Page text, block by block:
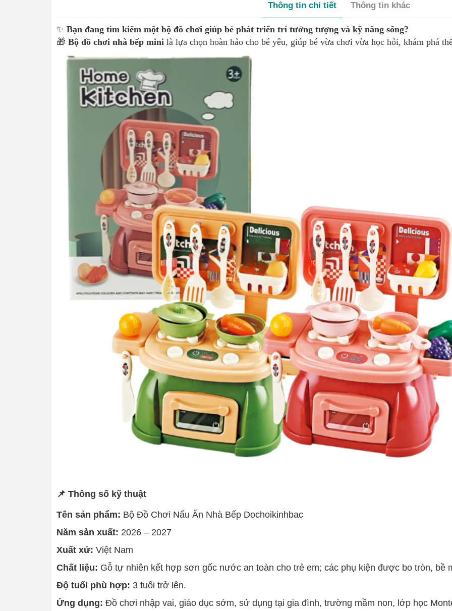
Thông tin chi tiết Thông tin khác
✨ Bạn đang tìm kiếm một bộ đồ chơi giúp bé phát triển trí tưởng tượng và kỹ năng sống?
🎁 Bộ đồ chơi nhà bếp mini là lựa chọn hoàn hảo cho bé yêu, giúp bé vừa chơi vừa học hỏi, khám phá
📌 Thông số kỹ thuật
Tên sản phẩm: Bộ Đồ Chơi Nấu Ăn Nhà Bếp Dochoikinhbac
Năm sản xuất: 2026 – 2027
Xuất xứ: Việt Nam
Chất liệu: Gỗ tự nhiên kết hợp sơn gốc nước an toàn cho trẻ em; các phụ kiện được bo tròn, bề
Độ tuổi phù hợp: 3 tuổi trở lên.
Ứng dụng: Đồ chơi nhập vai, giáo dục sớm, sử dụng tại gia đình, trường mầm non, lớp học